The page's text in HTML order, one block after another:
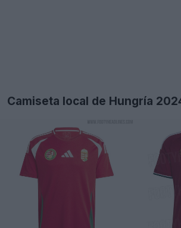
Camiseta local de Hungría